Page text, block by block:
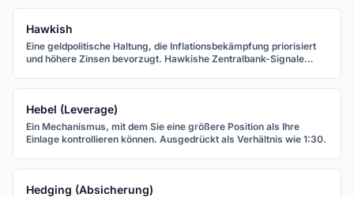
Hawkish
Eine geldpolitische Haltung, die Inflationsbekämpfung priorisiert
und höhere Zinsen bevorzugt. Hawkishe Zentralbank-Signale
Hebel (Leverage)
Ein Mechanismus, mit dem Sie eine größere Position als Ihre
Einlage kontrollieren können. Ausgedrückt als Verhältnis wie 1:30.
Hedging (Absicherung)